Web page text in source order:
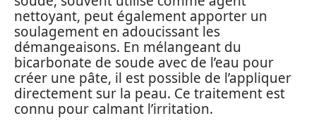
nettoyant, peut également apporter un
soulagement en adoucissant les
démangeaisons. En mélangeant du
bicarbonate de soude avec de l’eau pour
créer une pâte, il est possible de l’appliquer
directement sur la peau. Ce traitement est
connu pour calmant l’irritation.